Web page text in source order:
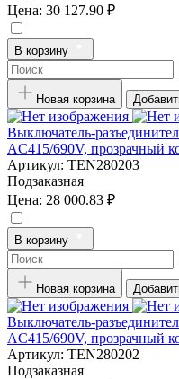
Цена: 30 127.90 ₽
В корзину
Новая корзина
Выключатель-
AC415/690V, прозрачный
Артикул: TEN280203
Подзаказная
Цена: 28 000.83 ₽
В корзину
Новая корзина
Выключатель-
AC415/690V, прозрачный
Артикул: TEN280202
Подзаказная